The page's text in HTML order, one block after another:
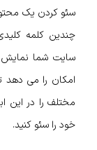
سئو کردن یک
چندین کلمه
امکان را می دهد
مختلف را در این
خود را سئو کنید.